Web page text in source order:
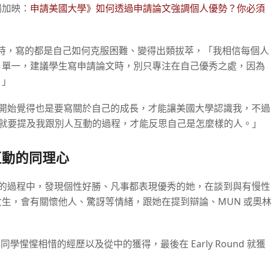
映： 申請美國大學》如何透過申請論文強調個人優勢？你必須
寫的都是自己如何克服困難、變得出類拔萃，「我相信每個人
一，建議學生寫申請論文時，別只專注在自己優秀之處，因為
覺得也是要寫關於自己的成長，才能讓美國大學認識我，不過
提及我跟別人互動的過程，才能反思自己是怎麼樣的人。」
的同理心
程中，發現個性好勝、凡事都表現優秀的她，在談到與有慢性
，會有關懷他人、驚訝等情緒，跟她在提到辯論、MUN 或奧林
學惺惺相惜的經歷以及從中的獲得，最後在 Early Round 就獲